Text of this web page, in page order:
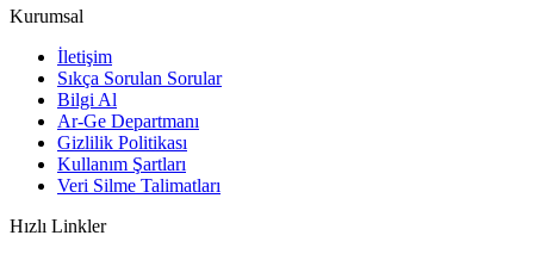
Kurumsal
İletişim
Sıkça Sorulan Sorular
Bilgi Al
Ar-Ge Departmanı
Gizlilik Politikası
Kullanım Şartları
Veri Silme Talimatları
Hızlı Linkler